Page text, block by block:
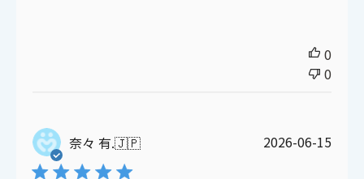
0
0
奈々 有.🇯🇵
公
2026-06-15